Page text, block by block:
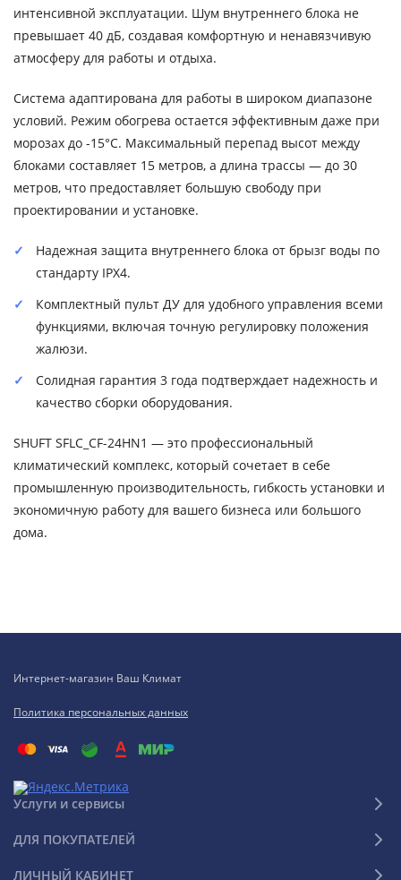
интенсивной эксплуатации. Шум внутреннего блока не
превышает 40 дБ, создавая комфортную и ненавязчивую
атмосферу для работы и отдыха.
Система адаптирована для работы в широком диапазоне
условий. Режим обогрева остается эффективным даже при
морозах до -15°C. Максимальный перепад высот между
блоками составляет 15 метров, а длина трассы — до 30
метров, что предоставляет большую свободу при
проектировании и установке.
Надежная защита внутреннего блока от брызг воды по
стандарту IPX4.
Комплектный пульт ДУ для удобного управления всеми
функциями, включая точную регулировку положения
жалюзи.
Солидная гарантия 3 года подтверждает надежность и
качество сборки оборудования.
SHUFT SFLC_CF-24HN1 — это профессиональный
климатический комплекс, который сочетает в себе
промышленную производительность, гибкость установки и
экономичную работу для вашего бизнеса или большого
дома.
Интернет-магазин Ваш Климат
Политика персональных данных
Услуги и сервисы
ДЛЯ ПОКУПАТЕЛЕЙ
ЛИЧНЫЙ КАБИНЕТ